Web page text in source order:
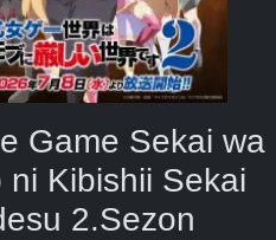
Game Sekai wa
ni Kibishii Sekai
2.Sezon